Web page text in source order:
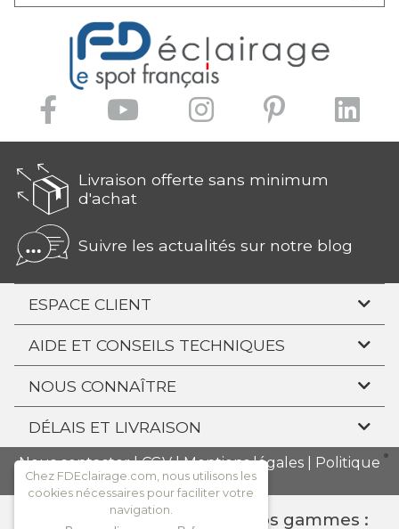
Livraison offerte sans minimum
d'achat
Suivre les actualités sur notre blog
ESPACE CLIENT
AIDE ET CONSEILS TECHNIQUES
NOUS CONNAÎTRE
DÉLAIS ET LIVRAISON
Nous contacter|CGV|Mentions légales
Politique
de confidentialité
Consulter l'ensemble de nos gammes :
Chez FDEclairage.com, nous utilisons les
cookies nécessaires pour faciliter votre
navigation.